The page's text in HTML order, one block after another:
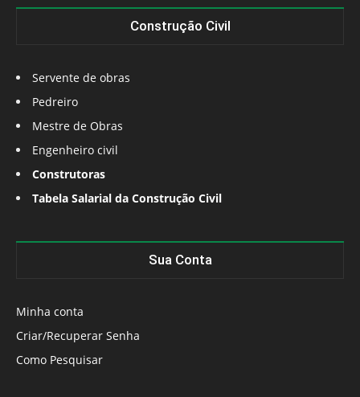
Construção Civil
Servente de obras
Pedreiro
Mestre de Obras
Engenheiro civil
Construtoras
Tabela Salarial da Construção Civil
Sua Conta
Minha conta
Criar/Recuperar Senha
Como Pesquisar